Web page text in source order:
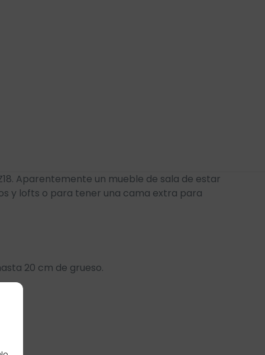
Aparentemente un mueble de sala de estar
y lofts o para tener una cama extra para
20 cm de grueso.